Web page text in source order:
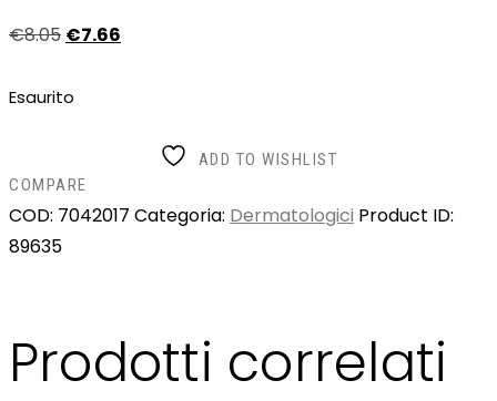
€8.05 €7.66
Esaurito
ADD TO WISHLIST
COMPARE
COD: 7042017 Categoria: Dermatologici Product ID:
89635
Prodotti correlati